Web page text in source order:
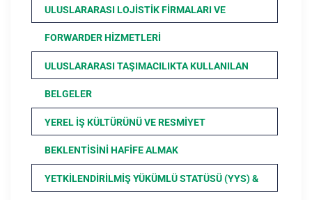
ULUSLARARASI LOJISTIK FIRMALARI VE
FORWARDER HIZMETLERI
ULUSLARARASI TAŞIMACILIKTA KULLANILAN
BELGELER
YEREL İŞ KÜLTÜRÜNÜ VE RESMIYET
BEKLENTISINI HAFIFE ALMAK
YETKILENDIRILMIŞ YÜKÜMLÜ STATÜSÜ (YYS) &